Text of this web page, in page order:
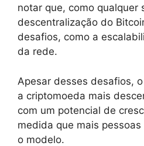
notar que, como qualquer
descentralização do
desafios, como a
da rede.
Apesar desses desafios,
a criptomoeda mais
com um potencial de
medida que mais
o modelo.